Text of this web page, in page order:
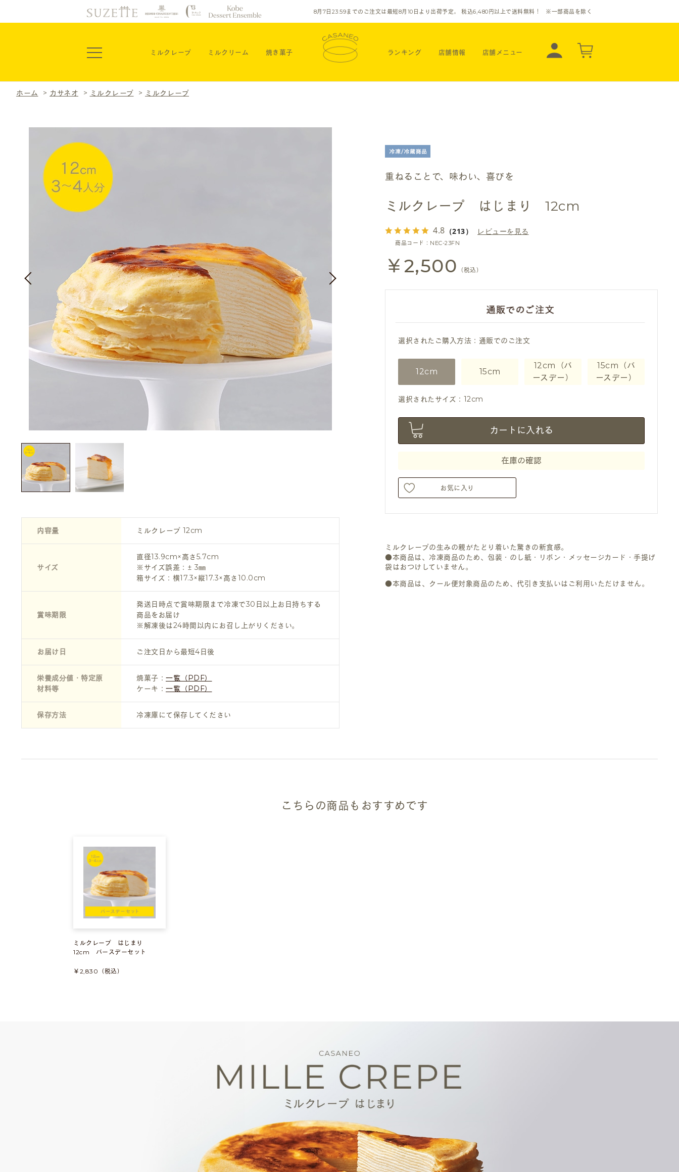
8月 7日23:59までのご注文は最短8月 10 日より出荷予定。 税込6,480円以上で送料無料！ ※一部商品を除く
ミルクレープ ミルクリーム 焼き菓子 ランキング 店舗情報 店舗メニュー
ホーム > カサネオ > ミルクレープ > ミルクレープ
重ねることで、味わい、喜びを
ミルクレープ はじまり 12cm
4.8 （213） レビューを見る
商品コード：NEC-23FN
￥2,500 （税込）
選択されたご購入方法：通販でのご注文
12cm 15cm
12cm（バ
ースデー）
15cm（バ
ースデー）
選択されたサイズ：12cm
カートに入れる
在庫の確認
お気に入り
ミルクレープの生みの親がたどり着いた驚きの新食感。
●本商品は、冷凍商品のため、包装・のし紙・リボン・メッセージカード・手提げ
袋はおつけしていません。
●本商品は、クール便対象商品のため、代引き支払いはご利用いただけません。
内容量 ミルクレープ 12cm
サイズ
直径13.9cm×高さ5.7cm
※サイズ誤差：± 3㎜
箱サイズ：横17.3×縦17.3×高さ10.0cm
賞味期限
発送日時点で賞味期限まで冷凍で30日以上お日持ちする
商品をお届け
※解凍後は24時間以内にお召し上がりください。
お届け日 ご注文日から最短4日後
栄養成分値・特定原
材料等
焼菓子： 一覧（PDF）
ケーキ： 一覧（PDF）
保存方法 冷凍庫にて保存してください
こちらの商品もおすすめです
ミルクレープ はじまり
12cm バースデーセット
￥2,830（税込）